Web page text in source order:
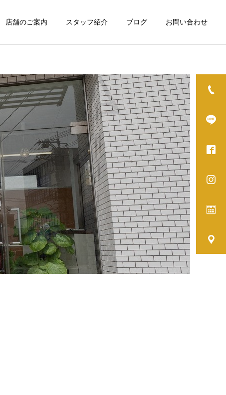
店舗のご案内 スタッフ紹介 ブログ お問い合わせ
詳細を見る
ホワイトニング
カット
秋に備える残暑ケア！頭皮
から始める爽やか変身
カット
年末までに爽やかアップデ
ート！変身プロジェクト